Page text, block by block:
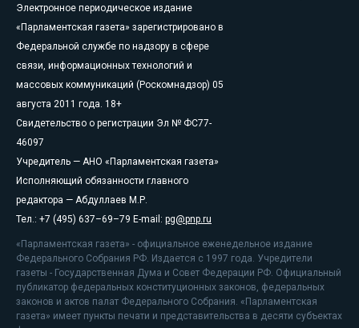
Электронное периодическое издание
«Парламентская газета» зарегистрировано в
Федеральной службе по надзору в сфере
связи, информационных технологий и
массовых коммуникаций (Роскомнадзор) 05
августа 2011 года. 18+
Свидетельство о регистрации Эл № ФС77-
46097
Учредитель — АНО «Парламентская газета»
Исполняющий обязанности главного
редактора — Абдуллаев М.Р.
Тел.: +7 (495) 637–69–79 E-mail: pg@pnp.ru
«Парламентская газета» - официальное еженедельное издание
Федерального Собрания РФ. Издается с 1997 года. Учредители
газеты - Государственная Дума и Совет Федерации РФ. Официальный
публикатор федеральных конституционных законов, федеральных
законов и актов палат Федерального Собрания. «Парламентская
газета» имеет пункты печати и представительства в десяти субъектах